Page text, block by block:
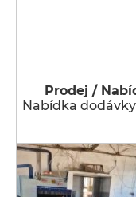
Prodej /
Nabídka